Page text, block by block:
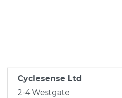
Cyclesense Ltd
2-4 Westgate